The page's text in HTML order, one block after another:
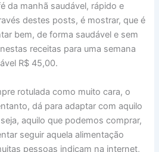
da manhã saudável, rápido e
destes posts, é mostrar, que é
bem, de forma saudável e sem
receitas para uma semana
R$ 45,00.
rotulada como muito cara, o
dá para adaptar com aquilo
aquilo que podemos comprar,
seguir aquela alimentação
pessoas indicam na internet,